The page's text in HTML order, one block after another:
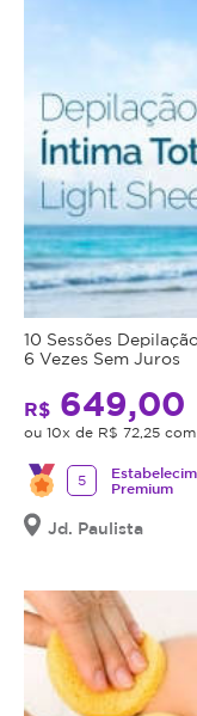
10 Sessões
6 Vezes Sem Juros
R$ 649,00
ou 10x de R$ 72,25
5
Premium
Jd. Paulista